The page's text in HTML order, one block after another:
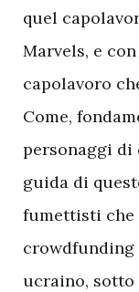
quel
Marvels, e
capolavoro
Come,
personaggi di
guida di
fumettisti che
ucraino,